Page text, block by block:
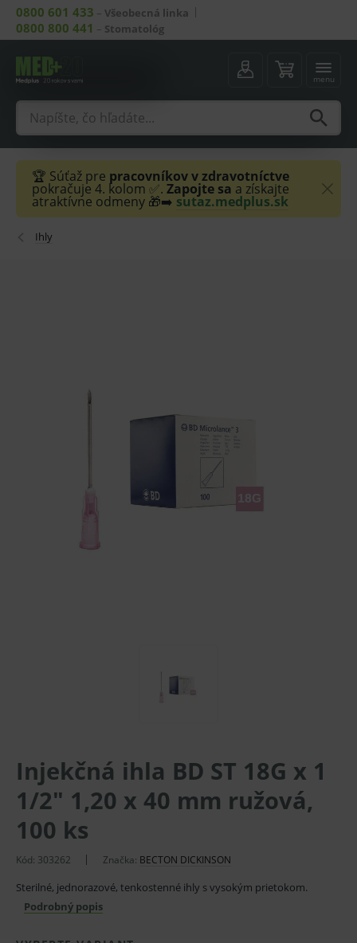
0800 601 433 – Všeobecná linka
0800 800 441 – Stomatológ
menu
🏆 Súťaž pre pracovníkov v zdravotníctve
pokračuje 4. kolom ✅. Zapojte sa a získajte
atraktívne odmeny 🎁➡️ sutaz.medplus.sk
Ihly
Injekčná ihla BD ST 18G x 1
1/2" 1,20 x 40 mm ružová,
100 ks
Kód: 303262 Značka: BECTON DICKINSON
Sterilné, jednorazové, tenkostenné ihly s vysokým prietokom.
Podrobný popis